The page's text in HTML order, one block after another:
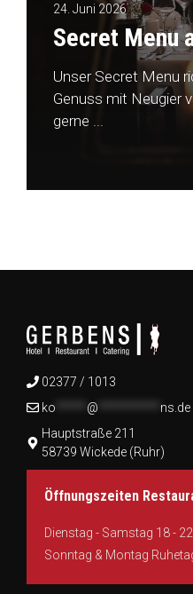
24. Juni 2026
Secret Menu
Unser Secret Menu
Genuss mit Neugier
gerne ...
02377 / 1013
ko
@
ns.de
Hauptstraße 211
58739 Wickede (Ruhr)
Öffnungszeiten
Dienstag - Samstag 18 -
Sonntag & Montag